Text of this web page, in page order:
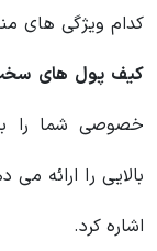
کدام ویژگی های
کیف پول های
خصوصی شما را
بالایی را ارائه
اشاره کرد.